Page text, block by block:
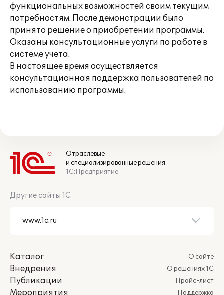
функциональных возможностей своим текущим
потребностям. После демонстрации было
принято решение о приобретении программы.
Оказаны консультационные услуги по работе в
системе учета.
В настоящее время осуществляется
консультационная поддержка пользователей по
использованию программы.
Отраслевые
и специализированные решения
1С:Предприятие
Другие сайты 1С
Каталог
Внедрения
Публикации
Мероприятия
О сайте
О решениях 1С
Прайс-лист
Поддержка